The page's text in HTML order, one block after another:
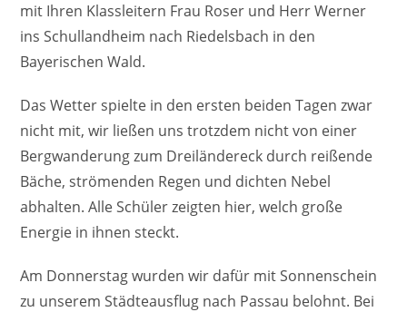
mit Ihren Klassleitern Frau Roser und Herr Werner
ins Schullandheim nach Riedelsbach in den
Bayerischen Wald.
Das Wetter spielte in den ersten beiden Tagen zwar
nicht mit, wir ließen uns trotzdem nicht von einer
Bergwanderung zum Dreiländereck durch reißende
Bäche, strömenden Regen und dichten Nebel
abhalten. Alle Schüler zeigten hier, welch große
Energie in ihnen steckt.
Am Donnerstag wurden wir dafür mit Sonnenschein
zu unserem Städteausflug nach Passau belohnt. Bei